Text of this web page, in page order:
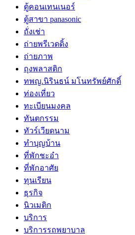
ตู้คอนเทนเนอร์
ตู้สาขา panasonic
ถั่งเช่า
ถ่ายพรีเวดดิ้ง
ถ่ายภาพ
ถุงพลาสติก
ทพญ.นิรินธน์ มโนทรัพย์ศักดิ์
ท่องเที่ยว
ทะเบียนมงคล
ทันตกรรม
ทัวร์เวียดนาม
ทำบุญบ้าน
ที่พักชะอำ
ที่พักอาศัย
ทุนเรียน
ธุรกิจ
นิวเมติก
บริการ
บริการรถพยาบาล